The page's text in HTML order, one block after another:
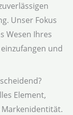
Unser Fokus
Wesen Ihres
und
Element,